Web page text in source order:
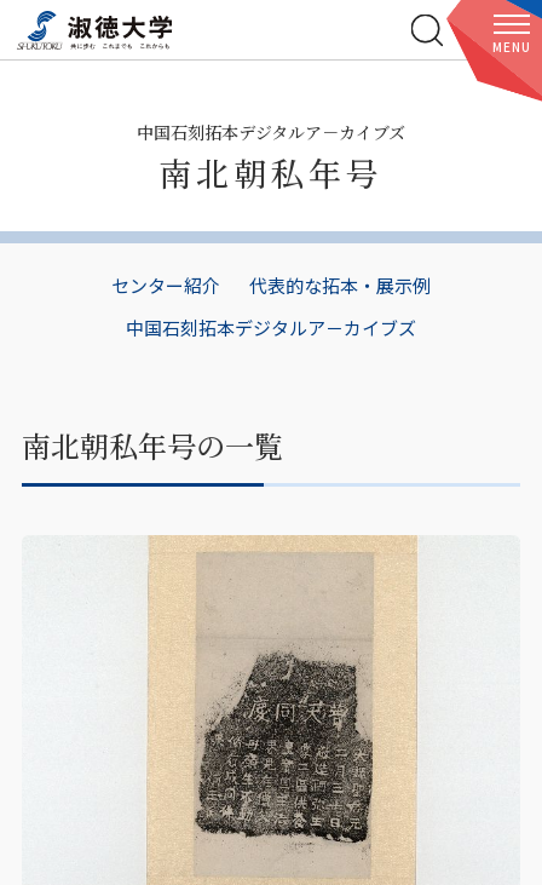
MENU
中国石刻拓本デジタルア－カイブズ
南北朝私年号
センター紹介
代表的な拓本・展示例
中国石刻拓本デジタルア－カイブズ
南北朝私年号の一覧